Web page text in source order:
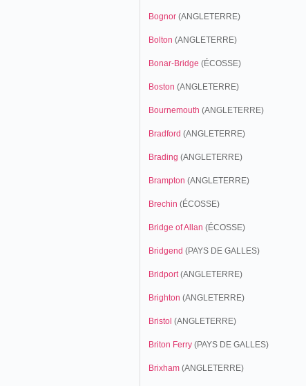
Bognor (ANGLETERRE)
Bolton (ANGLETERRE)
Bonar-Bridge (ÉCOSSE)
Boston (ANGLETERRE)
Bournemouth (ANGLETERRE)
Bradford (ANGLETERRE)
Brading (ANGLETERRE)
Brampton (ANGLETERRE)
Brechin (ÉCOSSE)
Bridge of Allan (ÉCOSSE)
Bridgend (PAYS DE GALLES)
Bridport(ANGLETERRE)
Brighton (ANGLETERRE)
Bristol (ANGLETERRE)
Briton Ferry (PAYS DE GALLES)
Brixham (ANGLETERRE)